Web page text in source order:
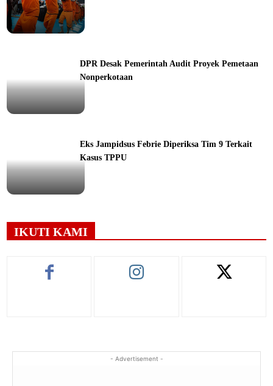
DPR Desak Pemerintah Audit Proyek Pemetaan
Nonperkotaan
Eks Jampidsus Febrie Diperiksa Tim 9 Terkait
Kasus TPPU
IKUTI KAMI
- Advertisement -